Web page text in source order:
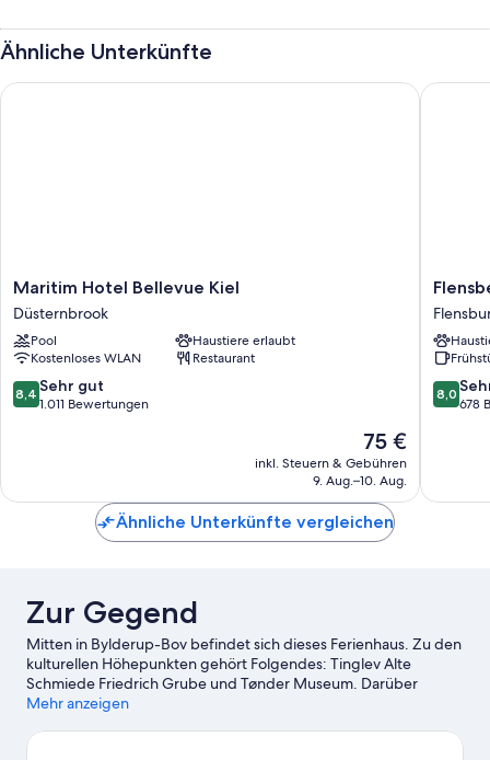
Ähnliche Unterkünfte
Maritim
Hotel
Bellevue
Kiel
Düsternbrook
Maritim Hotel Bellevue Kiel
Düsternbrook
Pool
Haustiere erlaubt
Kostenloses WLAN
Restaurant
8.4
von
Bewertungen
8,4 Sehr gut
1.011 Bewertungen
Der
Preis
beträgt
75 €
inkl. Steuern & Gebühren
9. Aug.–10. Aug.
Maritim Hotel Bellevue Kiel
Hotel
&
Hostel
8.0
von
8,0
678
Ähnliche Unterkünfte vergleichen
Zur Gegend
Mitten in Bylderup-Bov befindet sich dieses Ferienhaus. Zu den
kulturellen Höhepunkten gehört Folgendes: Tinglev Alte
Schmiede Friedrich Grube und Tønder Museum. Darüber
hinaus bietet die Region Sehenswürdigkeiten wie Grongaard
Besuch wert sind diese beiden Highlights: Gedenkstätte in
Mehr anzeigen